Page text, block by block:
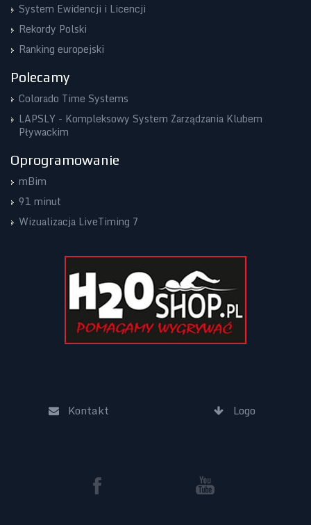
System Ewidencji i Licencji
Rekordy Polski
Ranking europejski
Polecamy
Colorado Time Systems
LAPSLY - Kompleksowy System Zarządzania Klubem
Pływackim
Oprogramowanie
mBim
91 minut
Wizualizacja LiveTiming 7
Kontakt Logo